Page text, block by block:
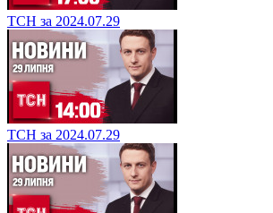
ТСН за 2024.07.29
ТСН за 2024.07.29